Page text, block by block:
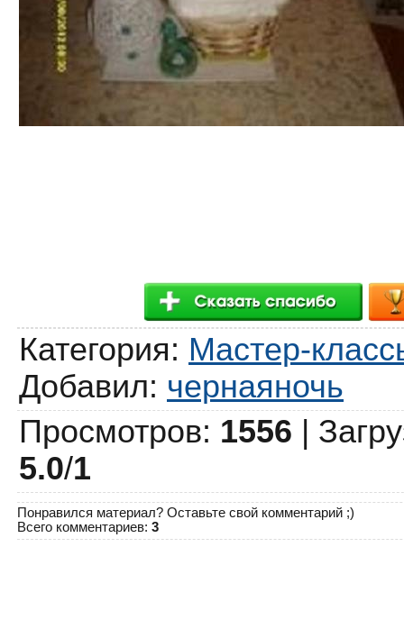
Категория: Мастер-
Добавил: чернаяночь
Просмотров: 1556 |
5.0/1
Понравился материал? Оставьте свой комментарий ;)
Всего комментариев: 3